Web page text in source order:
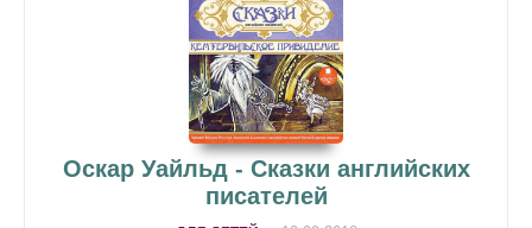
Оскар Уайльд - Сказки английских
писателей